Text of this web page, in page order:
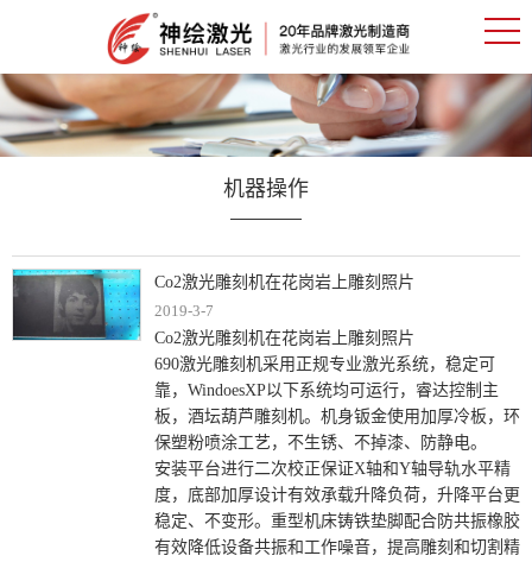
机器操作
Co2激光雕刻机在花岗岩上雕刻照片
2019-3-7
Co2激光雕刻机在花岗岩上雕刻照片
690激光雕刻机采用正规专业激光系统，稳定可
靠，WindoesXP以下系统均可运行，睿达控制主
板，酒坛葫芦雕刻机。机身钣金使用加厚冷板，环
保塑粉喷涂工艺，不生锈、不掉漆、防静电。
安装平台进行二次校正保证X轴和Y轴导轨水平精
度，底部加厚设计有效承载升降负荷，升降平台更
稳定、不变形。重型机床铸铁垫脚配合防共振橡胶
有效降低设备共振和工作噪音，提高雕刻和切割精